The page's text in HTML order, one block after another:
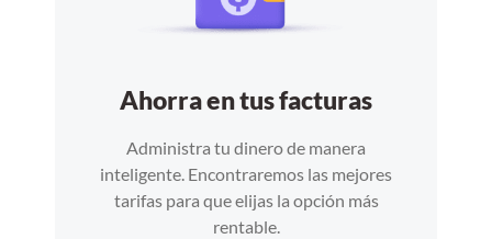
Ahorra en tus facturas
Administra tu dinero de manera
inteligente. Encontraremos las mejores
tarifas para que elijas la opción más
rentable.